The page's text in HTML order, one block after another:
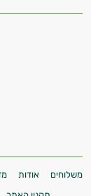
משלוחים אודות